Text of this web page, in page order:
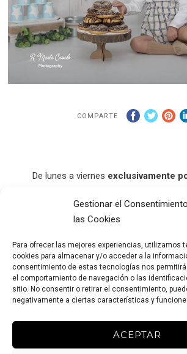
Gestionar el
las Cookies
Para ofrecer las mejores experiencias, utilizamos
cookies para almacenar y/o acceder a la
consentimiento de estas tecnologías nos
el comportamiento de navegación o las
sitio. No consentir o retirar el consentimiento,
negativamente a ciertas características y
ACEPTAR
COMPARTE
De lunes a viernes exclusivamente
Si necesitas venir en otro horario o en
Tlf: 951 93 65 67 – Móvil: 617
Política de cookies–